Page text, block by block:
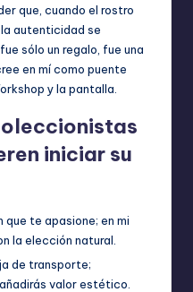
que, cuando el rostro
autenticidad se
sólo un regalo, fue una
en mí como puente
y la pantalla.
iniciar su
te apasione; en mi
la elección natural.
de transporte;
valor estético.